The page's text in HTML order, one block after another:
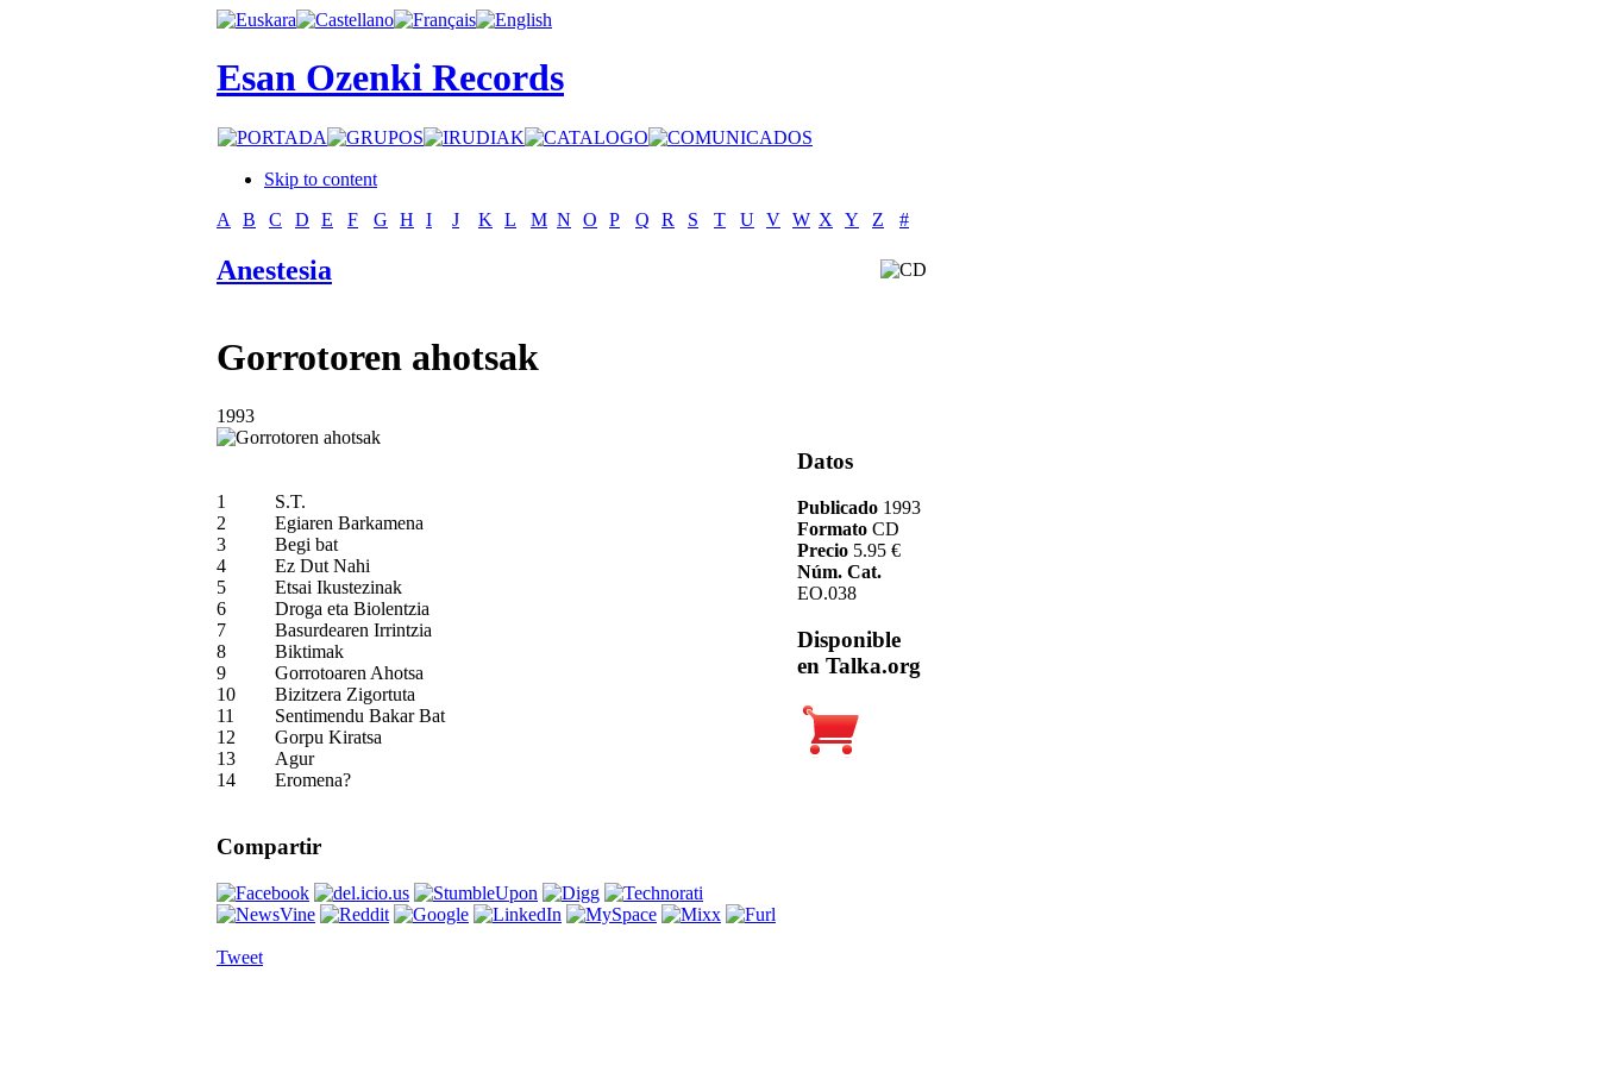
Esan Ozenki Records
Skip to content
A
B C D E F G H I J K L M N O P Q R S T U V W X Y Z #
Anestesia
Gorrotoren ahotsak
1993
1
S.T.
2
Egiaren Barkamena
3
Begi bat
4
Ez Dut Nahi
5
Etsai Ikustezinak
6
Droga eta Biolentzia
7
Basurdearen Irrintzia
8
Biktimak
9
Gorrotoaren Ahotsa
10
Bizitzera Zigortuta
11
Sentimendu Bakar Bat
12
Gorpu Kiratsa
13
Agur
14
Eromena?
Compartir
Tweet
Datos
Publicado 1993
Formato CD
Precio 5.95 €
Núm. Cat.
EO.038
Disponible
en Talka.org